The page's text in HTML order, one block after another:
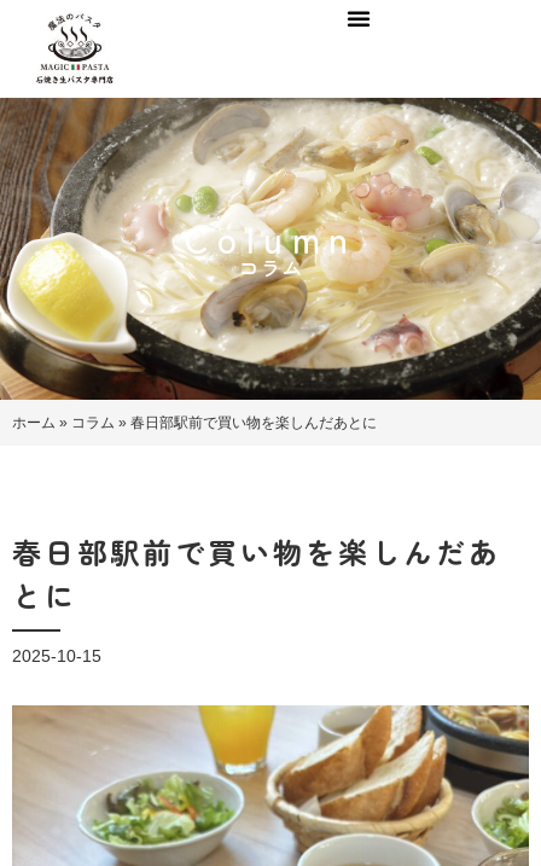
Column
コラム
ホーム » コラム » 春日部駅前で買い物を楽しんだあとに
春日部駅前で買い物を楽しんだあ
とに
2025-10-15